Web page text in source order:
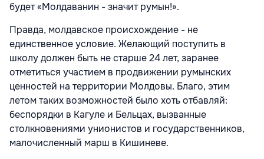
будет «Молдаванин - значит румын!».
Правда, молдавское происхождение - не
единственное условие. Желающий поступить в
школу должен быть не старше 24 лет, заранее
отметиться участием в продвижении румынских
ценностей на территории Молдовы. Благо, этим
летом таких возможностей было хоть отбавляй:
беспорядки в Кагуле и Бельцах, вызванные
столкновениями унионистов и государственников,
малочисленный марш в Кишиневе.